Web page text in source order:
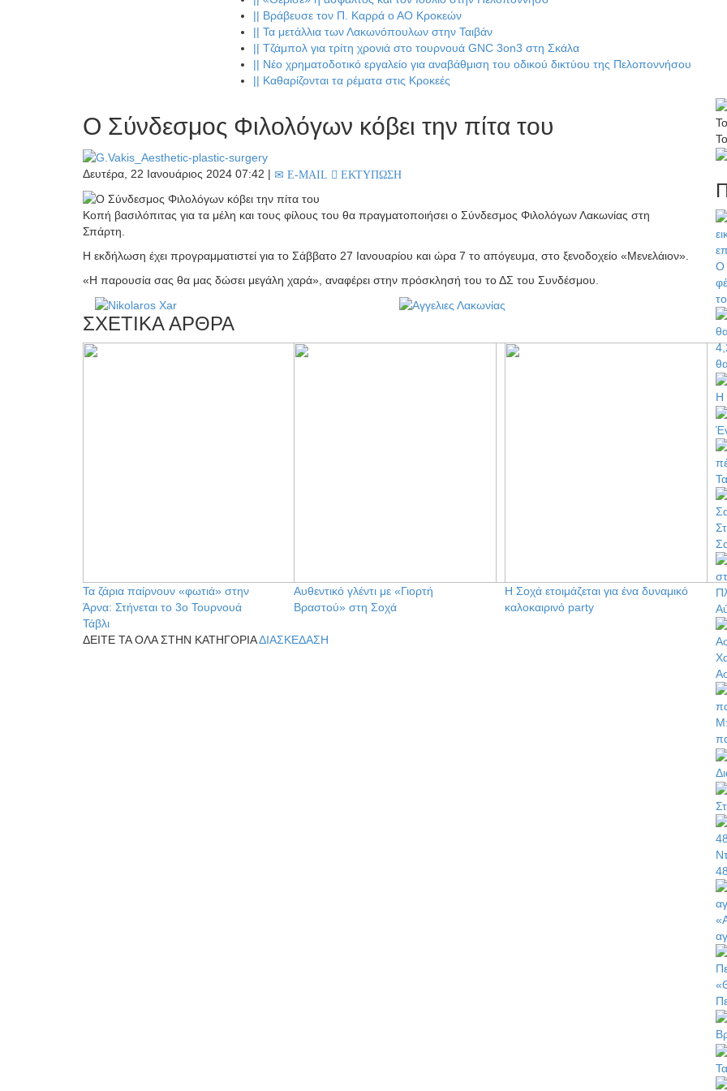
|| Βράβευσε τον Π. Καρρά ο ΑΟ Κροκεών
|| Τα μετάλλια των Λακωνόπουλων στην Ταιβάν
|| Τζάμπολ για τρίτη χρονιά στο τουρνουά GNC 3on3 στη Σκάλα
|| Νέο χρηματοδοτικό εργαλείο για αναβάθμιση του οδικού δικτύου της Πελοποννήσου
|| Καθαρίζονται τα ρέματα στις Κροκεές
Ο Σύνδεσμος Φιλολόγων κόβει την πίτα του
Δευτέρα, 22 Ιανουάριος 2024 07:42 | E-MAIL ΕΚΤΥΠΩΣΗ
Κοπή βασιλόπιτας για τα μέλη και τους φίλους του θα πραγματοποιήσει ο Σύνδεσμος Φιλολόγων Λακωνίας στη
Σπάρτη.
Η εκδήλωση έχει προγραμματιστεί για το Σάββατο 27 Ιανουαρίου και ώρα 7 το απόγευμα, στο ξενοδοχείο «Μενελάιον».
«Η παρουσία σας θα μας δώσει μεγάλη χαρά», αναφέρει στην πρόσκλησή του το ΔΣ του Συνδέσμου.
ΣΧΕΤΙΚΑ ΑΡΘΡΑ
Τα ζάρια παίρνουν «φωτιά» στην
Άρνα: Στήνεται το 3ο Τουρνουά
Τάβλι
Αυθεντικό γλέντι με «Γιορτή
Βραστού» στη Σοχά
Η Σοχά ετοιμάζεται για ένα δυναμικό
καλοκαιρινό party
ΔΕΙΤΕ ΤΑ ΟΛΑ ΣΤΗΝ ΚΑΤΗΓΟΡΙΑΔΙΑΣΚΕΔΑΣΗ
Ο
Η